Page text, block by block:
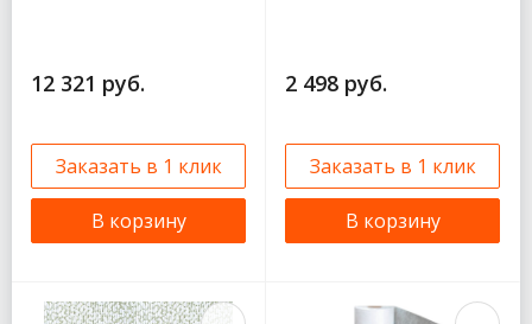
12 321 руб.
Заказать в 1 клик
В корзину
2 498 руб.
Заказать в 1 клик
В корзину